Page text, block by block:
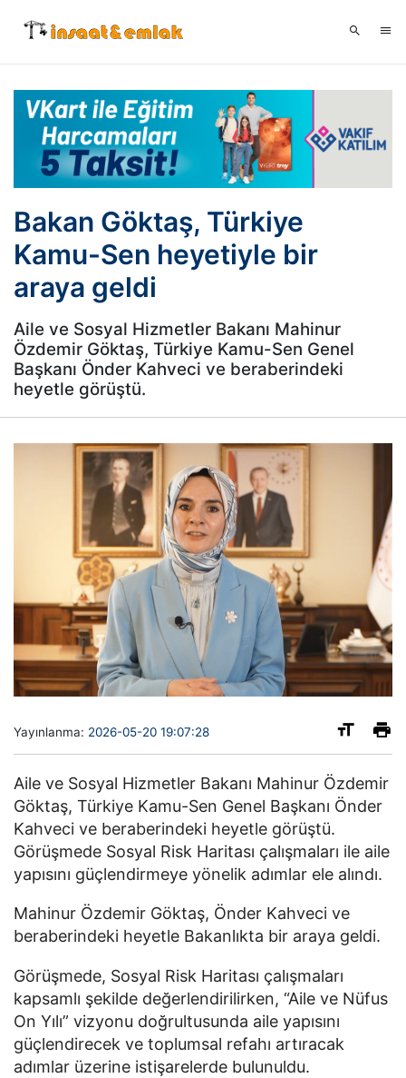
Bakan Göktaş, Türkiye
Kamu-Sen heyetiyle bir
araya geldi
Aile ve Sosyal Hizmetler Bakanı Mahinur
Özdemir Göktaş, Türkiye Kamu-Sen Genel
Başkanı Önder Kahveci ve beraberindeki
heyetle görüştü.
Yayınlanma: 2026-05-20 19:07:28
Aile ve Sosyal Hizmetler Bakanı Mahinur Özdemir
Göktaş, Türkiye Kamu-Sen Genel Başkanı Önder
Kahveci ve beraberindeki heyetle görüştü.
Görüşmede Sosyal Risk Haritası çalışmaları ile aile
yapısını güçlendirmeye yönelik adımlar ele alındı.
Mahinur Özdemir Göktaş, Önder Kahveci ve
beraberindeki heyetle Bakanlıkta bir araya geldi.
Görüşmede, Sosyal Risk Haritası çalışmaları
kapsamlı şekilde değerlendirilirken, “Aile ve Nüfus
On Yılı” vizyonu doğrultusunda aile yapısını
güçlendirecek ve toplumsal refahı artıracak
adımlar üzerine istişarelerde bulunuldu.